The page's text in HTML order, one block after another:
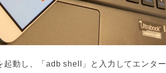
動し、「adb shell」と入力してエンター